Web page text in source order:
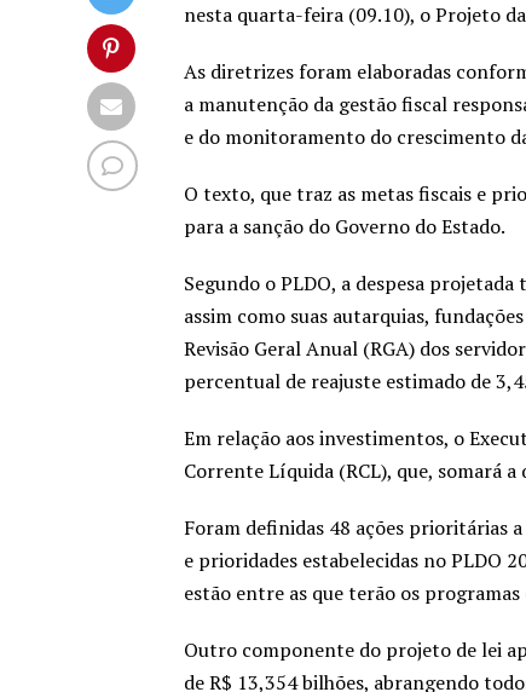
nesta quarta-feira (09.10), o Projeto
As diretrizes foram elaboradas
a manutenção da gestão fiscal
e do monitoramento do crescimento
O texto, que traz as metas fiscais e
para a sanção do Governo do Estado.
Segundo o PLDO, a despesa
assim como suas autarquias,
Revisão Geral Anual (RGA) dos
percentual de reajuste estimado de
Em relação aos investimentos, o
Corrente Líquida (RCL), que, somará
Foram definidas 48 ações prioritárias
e prioridades estabelecidas no PLDO
estão entre as que terão os
Outro componente do projeto de lei
de R$ 13,354 bilhões, abrangendo